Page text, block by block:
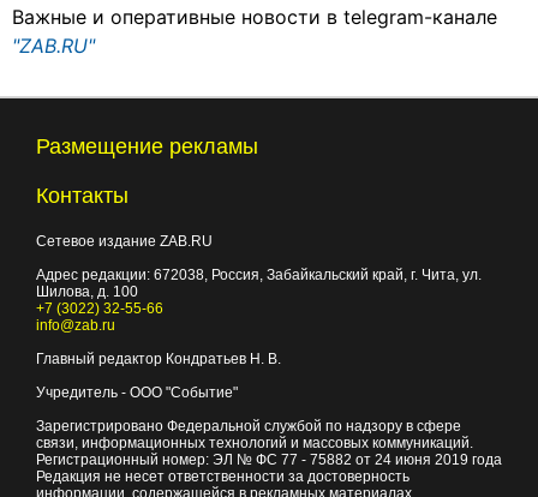
Важные и оперативные новости в telegram-канале
"ZAB.RU"
Размещение рекламы
Контакты
Сетевое издание ZAB.RU
Адрес редакции: 672038, Россия, Забайкальский край, г. Чита, ул.
Шилова, д. 100
+7 (3022) 32-55-66
info@zab.ru
Главный редактор Кондратьев Н. В.
Учредитель - ООО "Событие"
Зарегистрировано Федеральной службой по надзору в сфере
связи, информационных технологий и массовых коммуникаций.
Регистрационный номер: ЭЛ № ФС 77 - 75882 от 24 июня 2019 года
Редакция не несет ответственности за достоверность
информации, содержащейся в рекламных материалах